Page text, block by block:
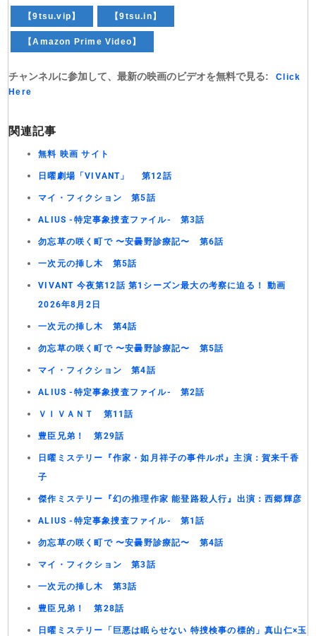
【9tsu.vip】 【9tsu.in】
【Amazon Prime Video】
チャンネルに参加して、最新の映画のビデオを無料で見る:
Click
Here
関連記事
無料 映画 サイト
日曜劇場「VIVANT」 第12話
マイ・フィクション 第5話
ALIUS -特定事象捜査ファイル- 第3話
勿忘草の咲く町で 〜安曇野診療記〜 第6話
一次元の挿し木 第5話
VIVANT 今夜第12話 第1シーズン最大の考察に迫る！ 動画
2026年8月2日
一次元の挿し木 第4話
勿忘草の咲く町で 〜安曇野診療記〜 第5話
マイ・フィクション 第4話
ALIUS -特定事象捜査ファイル- 第2話
ＶＩＶＡＮＴ 第11話
豊臣兄弟！ 第29話
日曜ミステリー『作家・如月祥子の事件ルポ』主演：賀来千香
子
傑作ミステリー『幻の推理作家 能登路殺人行』出演：西郷輝彦
ALIUS -特定事象捜査ファイル- 第1話
勿忘草の咲く町で 〜安曇野診療記〜 第4話
マイ・フィクション 第3話
一次元の挿し木 第3話
豊臣兄弟！ 第28話
日曜ミステリー「巨悪は眠らせない 特捜検事の標的」真山仁×玉